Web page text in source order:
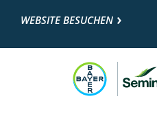
WEBSITE BESUCHEN